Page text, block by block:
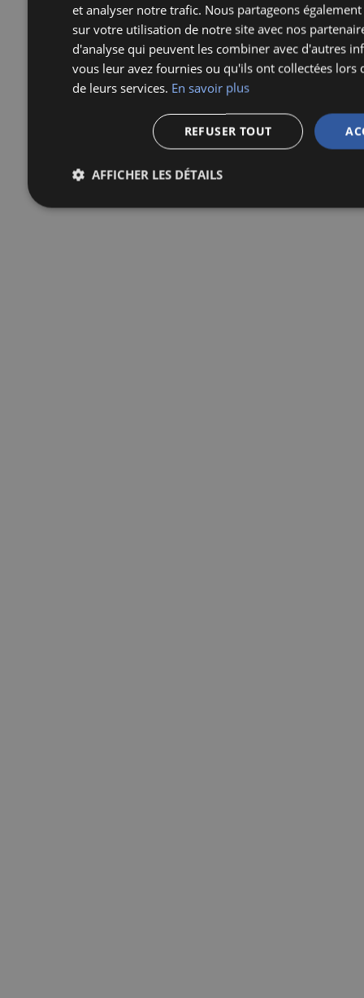
et analyser notre trafic. Nous partageons
sur votre utilisation de notre site avec nos
d'analyse qui peuvent les combiner avec d'autres
vous leur avez fournies ou qu'ils ont collectées lors
de leurs services. En savoir plus
REFUSER TOUT
AFFICHER LES DÉTAILS